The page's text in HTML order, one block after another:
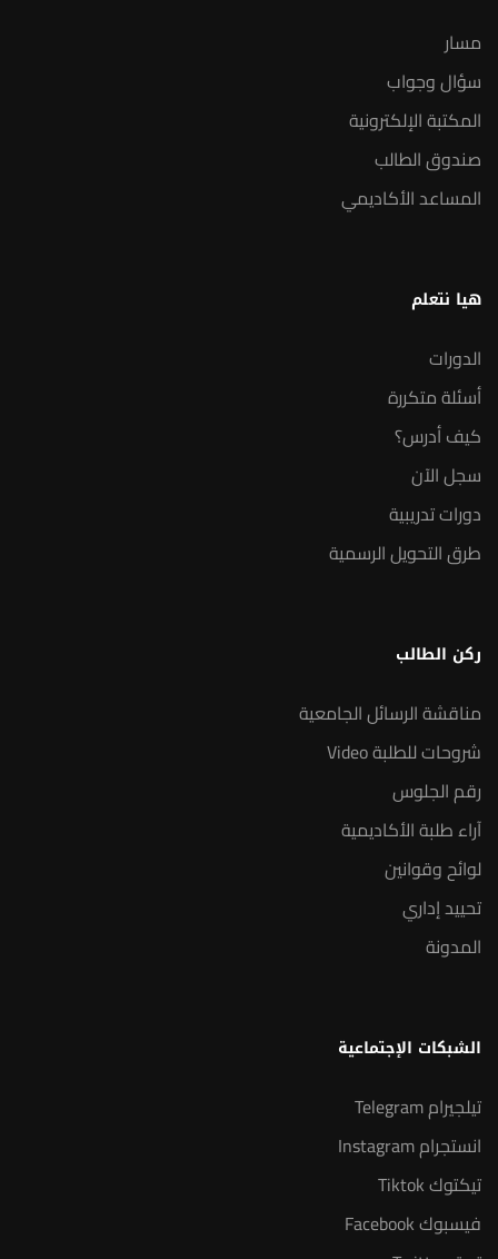
مسار
سؤال وجواب
المكتبة الإلكترونية
صندوق الطالب
المساعد الأكاديمي
هيا نتعلم
الدورات
أسئلة متكررة
كيف أدرس؟
سجل الآن
دورات تدريبية
طرق التحويل الرسمية
ركن الطالب
مناقشة الرسائل الجامعية
شروحات للطلبة Video
رقم الجلوس
آراء طلبة الأكاديمية
لوائح وقوانين
تحييد إداري
المدونة
الشبكات الإجتماعية
تيلجيرام Telegram
انستجرام Instagram
تيكتوك Tiktok
فيسبوك Facebook